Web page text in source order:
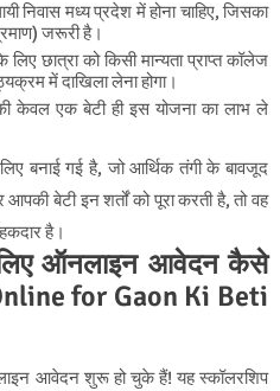
निवास मध्य प्रदेश में होना चाहिए, जिसका
जरूरी है।
छात्रा को किसी मान्यता प्राप्त कॉलेज
में दाखिला लेना होगा।
केवल एक बेटी ही इस योजना का लाभ ले
बनाई गई है, जो आर्थिक तंगी के बावजूद
बेटी इन शर्तों को पूरा करती है, तो वह
है।
लिए ऑनलाइन आवेदन कैसे
for Gaon Ki Beti
आवेदन शुरू हो चुके हैं! यह स्कॉलरशिप